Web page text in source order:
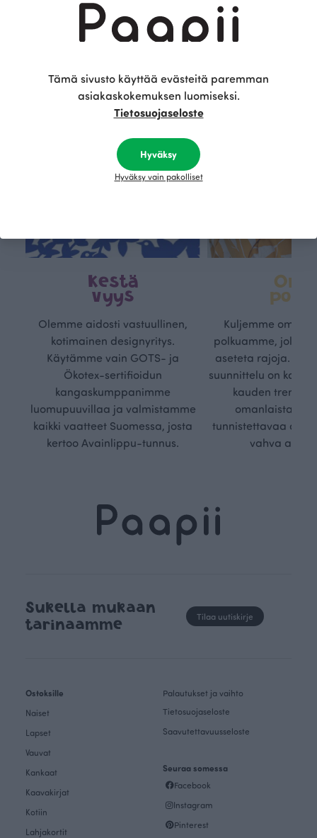
Tämä on Paapii
Kestä
vyys
Olemme aidosti vastuullinen,
kotimainen designyritys.
Käytämme vain GOTS- ja
Ökotex-sertifioidun
kangaskumppanimme
luomupuuvillaa ja valmistamme
kaikki vaatteet Suomessa, josta
kertoo Avainlippu-tunnus.
Oma
Kuljemme omaa,
polkuamme, jolla
aseteta rajoja.
suunnittelu on
kauden
omanlaista,
tunnistettavaa
vahva
Sukella mukaan
tarinaamme
Tilaa uutiskirje
Ostoksille
Naiset
Lapset
Vauvat
Kankaat
Kaavakirjat
Kotiin
Lahjakortit
Palautukset ja vaihto
Tietosuojaseloste
Saavutettavuusseloste
Seuraa somessa
Facebook
Instagram
Pinterest
Tämä sivusto käyttää evästeitä paremman
asiakaskokemuksen luomiseksi.
Tietosuojaseloste
Hyväksy
Hyväksy vain pakolliset